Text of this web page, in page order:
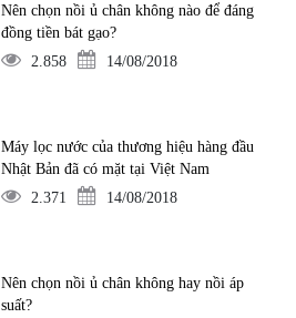
Nên chọn nồi ủ chân không nào để đáng
đồng tiền bát gạo?
2.858
14/08/2018
Máy lọc nước của thương hiệu hàng đầu
Nhật Bản đã có mặt tại Việt Nam
2.371
14/08/2018
Nên chọn nồi ủ chân không hay nồi áp
suất?